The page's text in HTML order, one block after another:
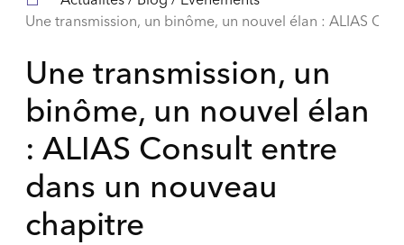
Une transmission, un binôme, un nouvel élan : ALIAS
Une transmission, un
binôme, un nouvel élan
: ALIAS Consult entre
dans un nouveau
chapitre